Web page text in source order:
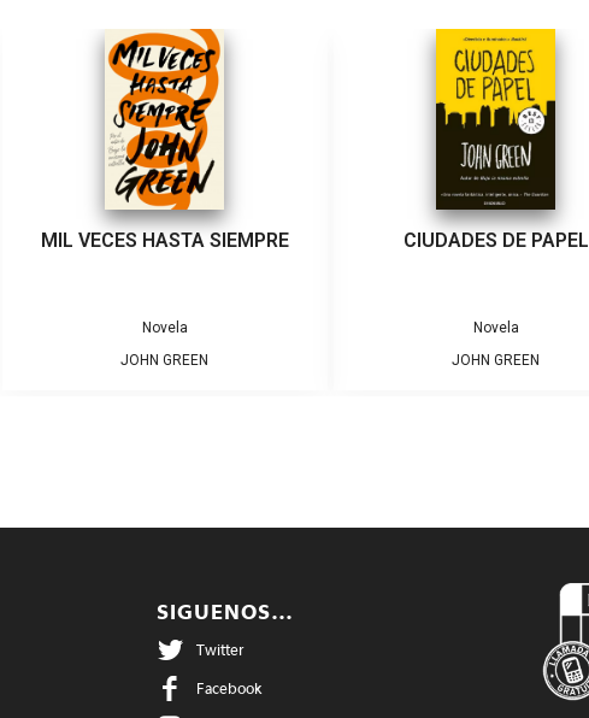
MIL VECES HASTA SIEMPRE
Novela
JOHN GREEN
CIUDADES DE PAPEL
Novela
JOHN GREEN
SIGUENOS…
Twitter
Facebook